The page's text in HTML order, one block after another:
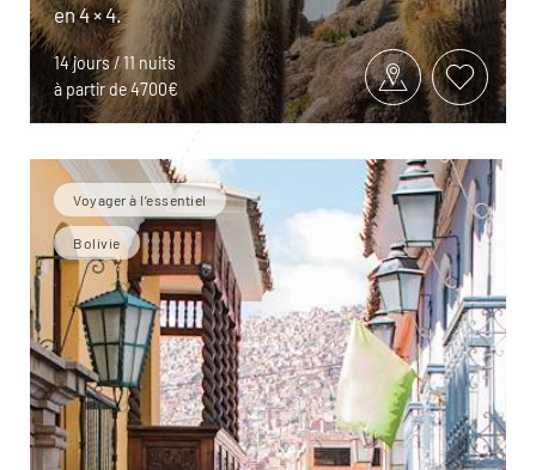
en 4 × 4.
14 jours / 11 nuits
à partir de 4700€
Voyager à l’essentiel
Bolivie